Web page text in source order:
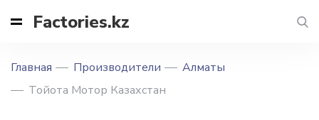
Factories.kz
Главная Производители
Алматы
Тойота Мотор Казахстан